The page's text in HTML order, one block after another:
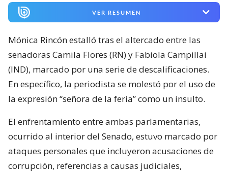
VER RESUMEN
Mónica Rincón estalló tras el altercado entre las
senadoras Camila Flores (RN) y Fabiola Campillai
(IND), marcado por una serie de descalificaciones.
En específico, la periodista se molestó por el uso de
la expresión “señora de la feria” como un insulto.
El enfrentamiento entre ambas parlamentarias,
ocurrido al interior del Senado, estuvo marcado por
ataques personales que incluyeron acusaciones de
corrupción, referencias a causas judiciales,